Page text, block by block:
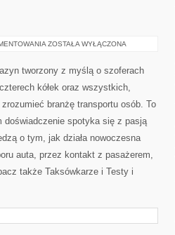
MARKI
ZOSTAŁA WYŁĄCZONA
tworzony z myślą o szoferach
kółek oraz wszystkich,
branżę transportu osób. To
doświadczenie spotyka się z pasją
o tym, jak działa nowoczesna
auta, przez kontakt z pasażerem,
także Taksówkarze i Testy i